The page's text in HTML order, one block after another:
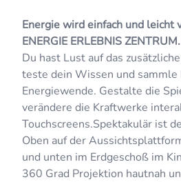
Energie wird einfach und leicht
ENERGIE ERLEBNIS ZENTRUM.
Du hast Lust auf das
teste dein Wissen und sammle
Energiewende. Gestalte die
verändere die Kraftwerke
Touchscreens.Spektakulär ist
Oben auf der
und unten im Erdgeschoß im
360 Grad Projektion hautnah